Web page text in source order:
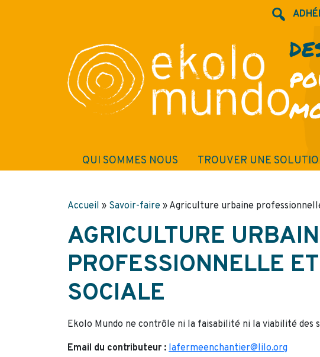
QUI SOMMES NOUS TROUVER UNE
Accueil » Savoir-faire » Agriculture urbaine
AGRICULTURE
PROFESSIONNELLE
SOCIALE
Ekolo Mundo ne contrôle ni la faisabilité ni la viabilité des
Email du contributeur : lafermeenchantier@lilo.org